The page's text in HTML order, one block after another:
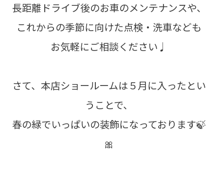
長距離ドライブ後のお車のメンテナンスや、
これからの季節に向けた点検・洗車なども
お気軽にご相談ください♩
さて、本店ショールームは５月に入ったとい
うことで、
春の緑でいっぱいの装飾になっております🍃
🎀